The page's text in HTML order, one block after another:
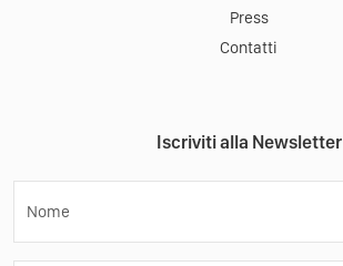
Press
Contatti
Iscriviti alla Newsletter
Nome